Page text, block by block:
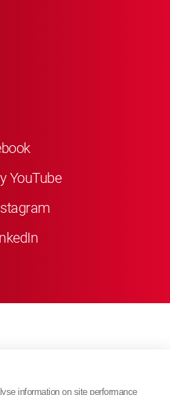
YouTube
information on site performance